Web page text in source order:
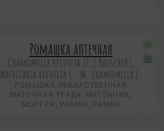
Ромашка аптечная
Chamomilla recutita (L.) Rauschert,
Matricaria recutita L., M. chamomilla L.
РОМАШКА ЛЕКАРСТВЕННАЯ
МАТОЧНАЯ ТРАВА, МАТОЧНИК,
МОРГУН, РОМАН, РАМЕН